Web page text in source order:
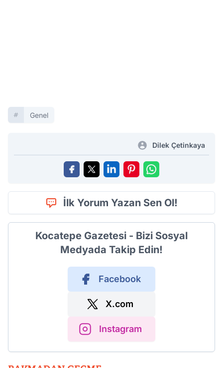
Genel
Dilek Çetinkaya
İlk Yorum Yazan Sen Ol!
Kocatepe Gazetesi - Bizi Sosyal
Medyada Takip Edin!
Facebook
X.com
Instagram